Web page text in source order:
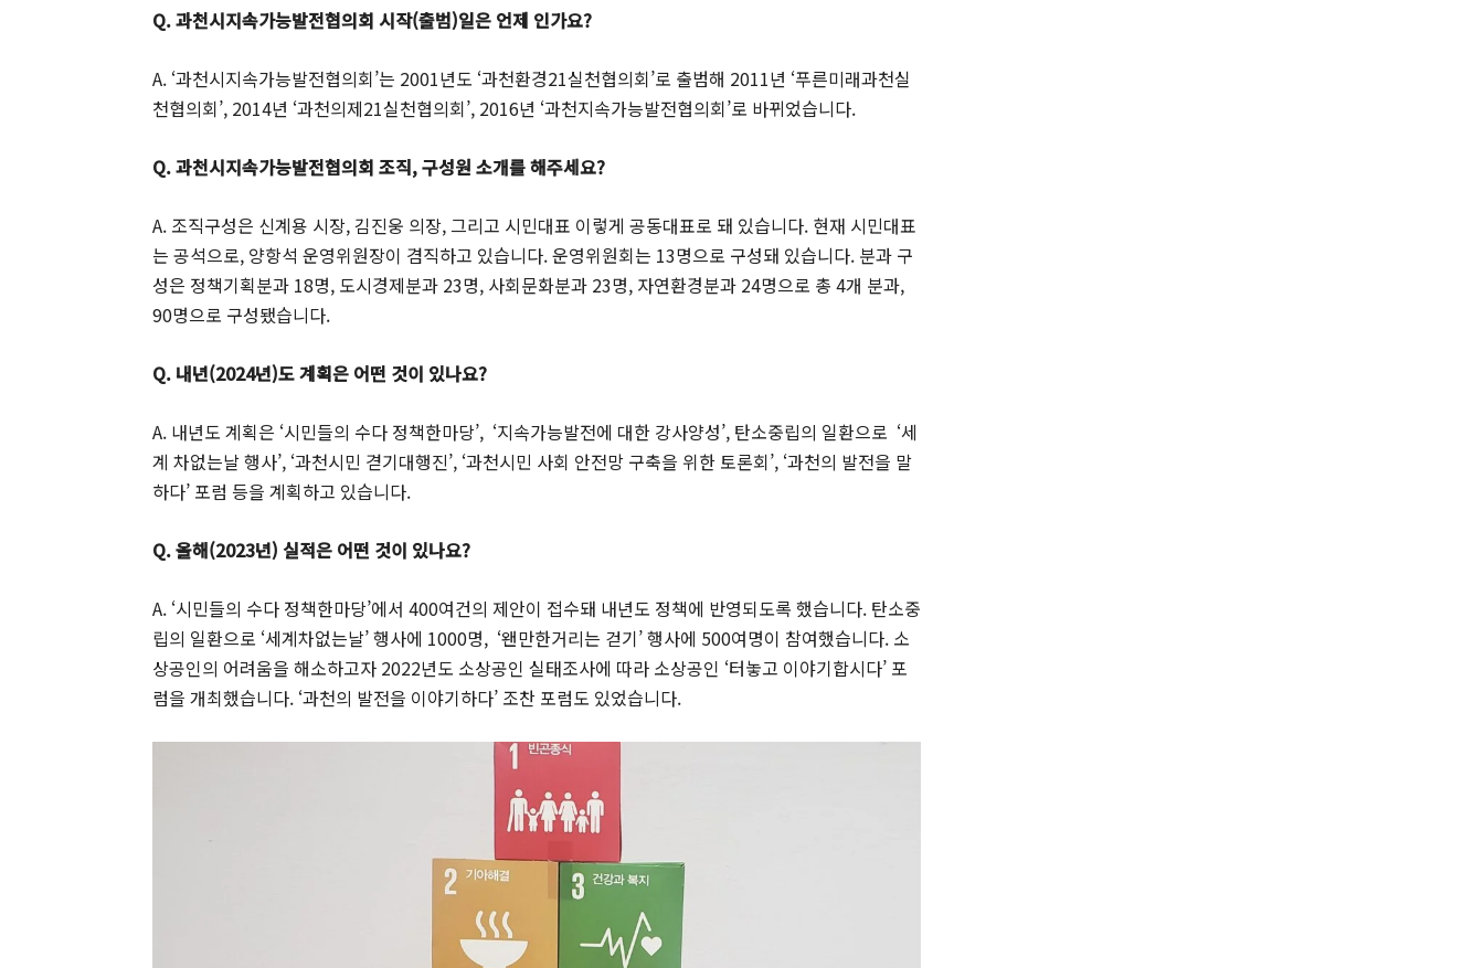
Q. 과천시지속가능발전협의회 시작(출범)일은 언제 인가요?
A. ‘과천시지속가능발전협의회’는 2001년도 ‘과천환경21실천협의회’로 출범해 2011년 ‘푸른미래과천실
천협의회’, 2014년 ‘과천의제21실천협의회’, 2016년 ‘과천지속가능발전협의회’로 바뀌었습니다.
Q. 과천시지속가능발전협의회 조직, 구성원 소개를 해주세요?
A. 조직구성은 신계용 시장, 김진웅 의장, 그리고 시민대표 이렇게 공동대표로 돼 있습니다. 현재 시민대표
는 공석으로, 양항석 운영위원장이 겸직하고 있습니다. 운영위원회는 13명으로 구성돼 있습니다. 분과 구
성은 정책기획분과 18명, 도시경제분과 23명, 사회문화분과 23명, 자연환경분과 24명으로 총 4개 분과,
90명으로 구성됐습니다.
Q. 내년(2024년)도 계획은 어떤 것이 있나요?
A. 내년도 계획은 ‘시민들의 수다 정책한마당’, ‘지속가능발전에 대한 강사양성’, 탄소중립의 일환으로 ‘세
계 차없는날 행사’, ‘과천시민 겯기대행진’, ‘과천시민 사회 안전망 구축을 위한 토론회’, ‘과천의 발전을 말
하다’ 포럼 등을 계획하고 있습니다.
Q. 올해(2023년) 실적은 어떤 것이 있나요?
A. ‘시민들의 수다 정책한마당’에서 400여건의 제안이 접수돼 내년도 정책에 반영되도록 했습니다. 탄소중
립의 일환으로 ‘세계차없는날’ 행사에 1000명, ‘왠만한거리는 걷기’ 행사에 500여명이 참여했습니다. 소
상공인의 어려움을 해소하고자 2022년도 소상공인 실태조사에 따라 소상공인 ‘터놓고 이야기합시다’ 포
럼을 개최했습니다. ‘과천의 발전을 이야기하다’ 조찬 포럼도 있었습니다.